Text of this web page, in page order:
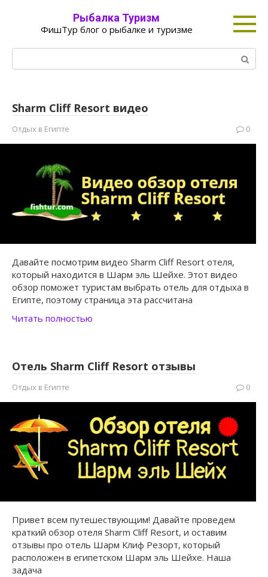
Рыбалка Туризм
ФишТур блог о рыбалке и туризме
Поиск:
Sharm Cliff Resort видео
Отдых в Египте 0
Давайте посмотрим видео Sharm Cliff Resort отеля,
который находится в Шарм эль Шейхе. Этот видео
обзор поможет туристам выбрать отель для отдыха в
Египте, поэтому страница эта рассчитана
Читать полностью
Отель Sharm Cliff Resort отзывы
Отдых в Египте 0
Привет всем путешествующим! Давайте проведем
краткий обзор отеля Sharm Cliff Resort, и оставим
отзывы про отель Шарм Клиф Резорт, который
расположен в египетском Шарм эль Шейхе. Наша
задача